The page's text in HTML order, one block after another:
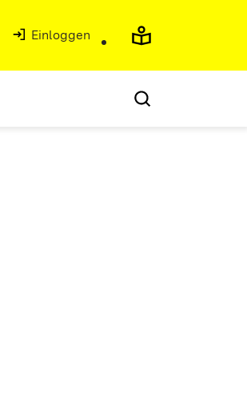
(Öffnet in neuem Fenster)
Einloggen